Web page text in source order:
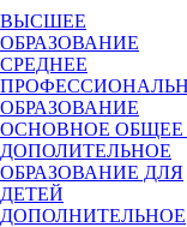
ВЫСШЕЕ
ОБРАЗОВАНИЕ
СРЕДНЕЕ
ОБРАЗОВАНИЕ
ОСНОВНОЕ ОБЩЕЕ
ДОПОЛИТЕЛЬНОЕ
ОБРАЗОВАНИЕ ДЛЯ
ДЕТЕЙ
ДОПОЛНИТЕЛЬНОЕ